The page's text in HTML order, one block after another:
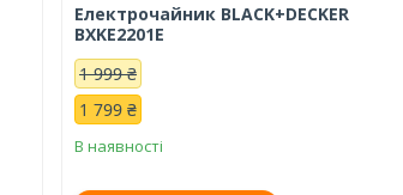
Електрочайник BLACK+DECKER
BXKE2201E
1 999 ₴
1 799 ₴
В наявності